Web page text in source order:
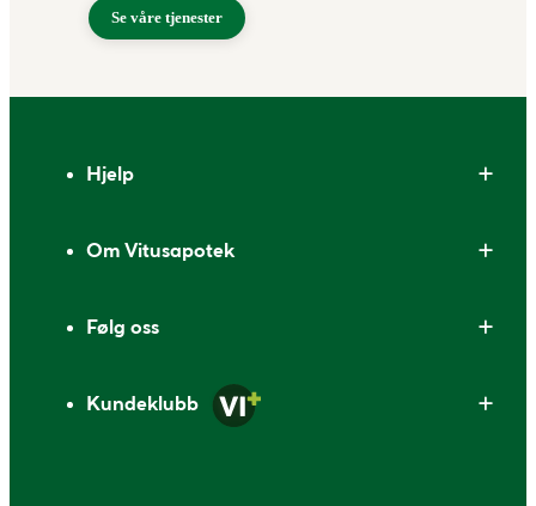
Se våre tjenester
Hjelp
Om Vitusapotek
Følg oss
Kundeklubb